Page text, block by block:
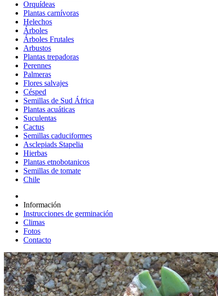
Orquídeas
Plantas carnívoras
Helechos
Árboles
Árboles Frutales
Arbustos
Plantas trepadoras
Perennes
Palmeras
Flores salvajes
Césped
Semillas de Sud África
Plantas acuáticas
Suculentas
Cactus
Semillas caduciformes
Asclepiads Stapelia
Hierbas
Plantas etnobotanicos
Semillas de tomate
Chile
Información
Instrucciones de germinación
Climas
Fotos
Contacto